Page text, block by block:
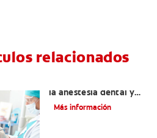
relacionados
la anestesia dental y
causas de tratamiento
Más información